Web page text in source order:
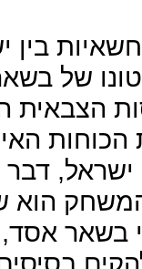
בין
של
הצבאית
ישראל,
הוא
בשאר אסד,